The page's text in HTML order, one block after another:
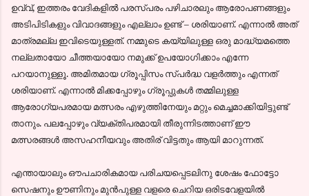
ഉവ്വ്, ഇത്തരം വേദികളില്‍ പരസ്പരം പഴിചാരലും ആരോപണങ്ങളും
അടിപിടികളും വിവാദങ്ങളും എല്ലാം ഉണ്ട് – ശരിയാണ്. എന്നാല്‍ അത്
മാത്രമല്ല ഇവിടെയുള്ളത്. നമ്മുടെ കയ്യിലുള്ള ഒരു മാദ്ധ്യമത്തെ
നല്ലതായോ ചീത്തയായോ നമുക്ക് ഉപയോഗിക്കാം എന്നേ
പറയാനുള്ളൂ. അമിതമായ ഗ്രൂപ്പിസം സ്പര്‍ദ്ധ വളര്‍ത്തും എന്നത്
ശരിയാണ്. എന്നാല്‍ മിക്കപ്പോഴും ഗ്രൂപ്പുകള്‍ തമ്മിലുള്ള
ആരോഗ്യപരമായ മത്സരം എഴുത്തിനേയും മറ്റും മെച്ചമാക്കിയിട്ടുണ്ട്
താനും. പലപ്പോഴും വ്യക്തിപരമായി തീരുന്നിടത്താണ് ഈ
മത്സരങ്ങള്‍ അസഹനീയവും അതിര് വിട്ടതും ആയി മാറുന്നത്.
എന്തായാലും ഔപചാരികമായ പരിചയപ്പെടലിനു ശേഷം ഫോട്ടോ
സെഷനും ഊണിനും മുന്‍പുള്ള വളരെ ചെറിയ ഒരിടവേളയില്‍